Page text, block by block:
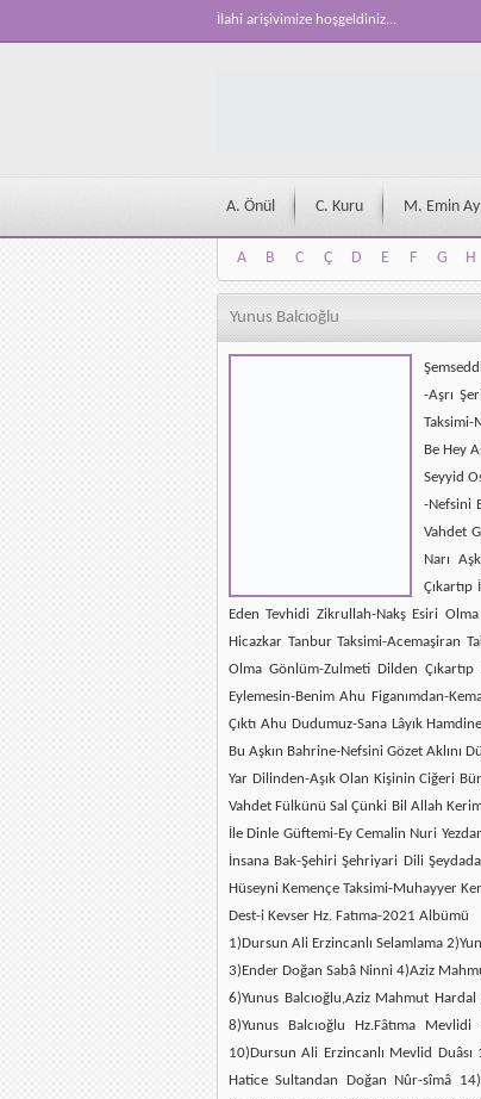
İlahi arişivimize hoşgeldiniz...
A. Önül C. Kuru M. Emin Ay
A B C Ç D E F G H
A
B C Ç D E F G H
Yunus Balcıoğlu
-Aşrı
Taksimi-
Be Hey
Seyyid
-Nefsini
Vahdet
Narı
Eden Tevhidi Zikrullah-Nakş Esiri
Hicazkar Tanbur Taksimi-Acemaşiran
Olma Gönlüm-Zulmeti Dilden
Eylemesin-Benim Ahu Figanımdan-
Çıktı Ahu Dudumuz-Sana Lâyık
Bu Aşkın Bahrine-Nefsini Gözet Aklını
Yar Dilinden-Aşık Olan Kişinin Ciğeri
Vahdet Fülkünü Sal Çünki Bil Allah
İle Dinle Güftemi-Ey Cemalin Nuri
İnsana Bak-Şehiri Şehriyari Dili
Hüseyni Kemençe Taksimi-Muhayyer
Dest-i Kevser Hz. Fatıma-2021 Albümü
1)Dursun Ali Erzincanlı Selamlama
3)Ender Doğan Sabâ Ninni 4)Aziz
6)Yunus Balcıoğlu,Aziz Mahmut
8)Yunus Balcıoğlu Hz.Fâtıma
10)Dursun Ali Erzincanlı Mevlid
Hatice Sultandan Doğan Nûr-sîmâ